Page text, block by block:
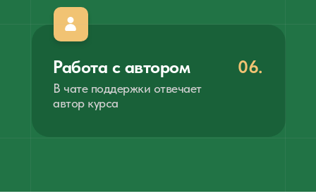
В чате поддержки отвечает
автор курса
06.
Работа с автором